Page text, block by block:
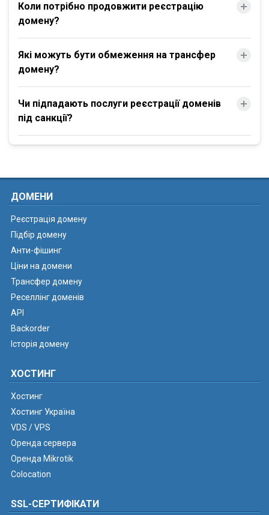
Коли потрібно продовжити реєстрацію
домену?
Які можуть бути обмеження на трансфер
домену?
Чи підпадають послуги реєстрації доменів
під санкції?
ДОМЕНИ
Реєстрація домену
Підбір домену
Анти-фішинг
Ціни на домени
Трансфер домену
Реселлінг доменів
API
Backorder
Історія домену
ХОСТИНГ
Хостинг
Хостинг Україна
VDS / VPS
Оренда сервера
Оренда Mikrotik
Colocation
SSL-СЕРТИФІКАТИ